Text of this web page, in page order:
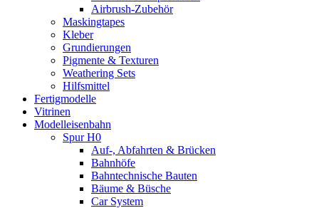
Airbrush-Zubehör
Maskingtapes
Kleber
Grundierungen
Pigmente & Texturen
Weathering Sets
Hilfsmittel
Fertigmodelle
Vitrinen
Modelleisenbahn
Spur H0
Auf-, Abfahrten & Brücken
Bahnhöfe
Bahntechnische Bauten
Bäume & Büsche
Car System